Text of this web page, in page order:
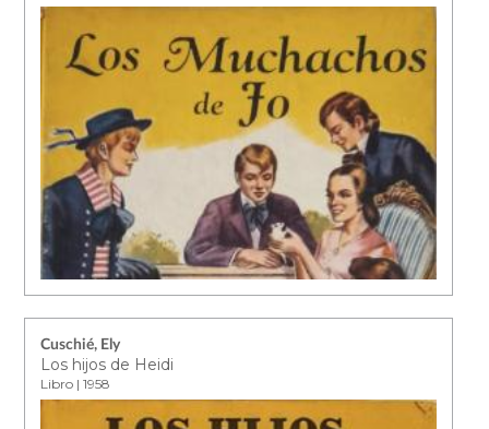
Cuschié, Ely
Los hijos de Heidi
Libro | 1958